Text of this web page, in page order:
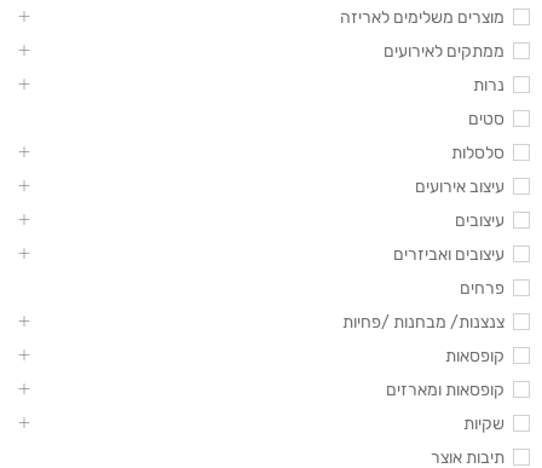
מוצרים משלימים לאריזה
ממתקים לאירועים
נרות
סטים
סלסלות
עיצוב אירועים
עיצובים
עיצובים ואביזרים
פרחים
צנצנות/ מבחנות /פחיות
קופסאות
קופסאות ומארזים
שקיות
תיבות אוצר